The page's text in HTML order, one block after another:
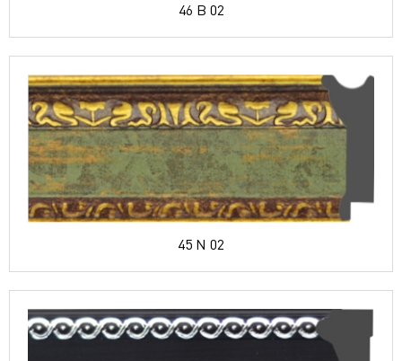
46 B 02
45 N 02